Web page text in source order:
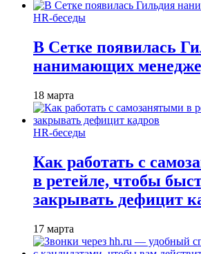
HR-беседы
В Сетке появилась
нанимающих
18 марта
HR-беседы
Как работать с
в ретейле, чтобы
закрывать дефицит
17 марта